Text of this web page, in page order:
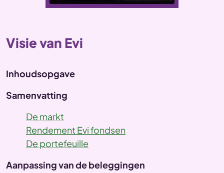
Visie van Evi
Inhoudsopgave
Samenvatting
De markt
Rendement Evi fondsen
De portefeuille
Aanpassing van de beleggingen